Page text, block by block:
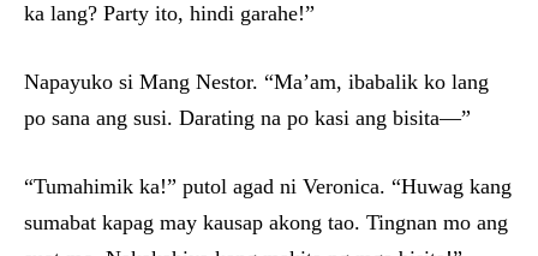
ka lang? Party ito, hindi garahe!”
Napayuko si Mang Nestor. “Ma’am, ibabalik ko lang
po sana ang susi. Darating na po kasi ang bisita—”
“Tumahimik ka!” putol agad ni Veronica. “Huwag kang
sumabat kapag may kausap akong tao. Tingnan mo ang